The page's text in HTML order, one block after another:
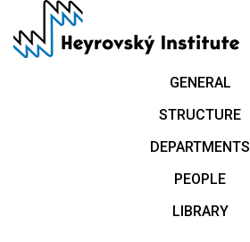
main
GENERAL
STRUCTURE
DEPARTMENTS
PEOPLE
LIBRARY